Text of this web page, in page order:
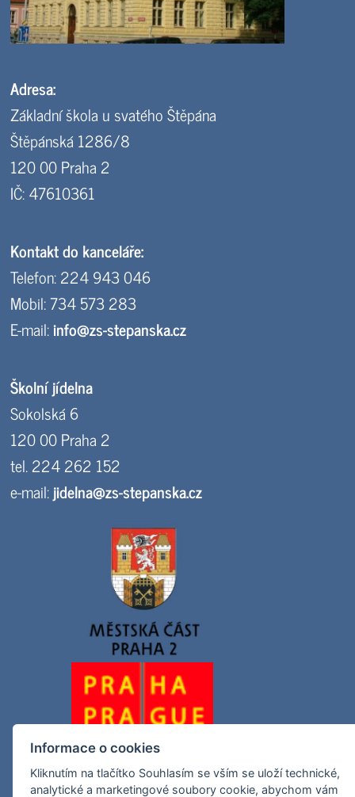
Adresa:
Základní škola u svatého Štěpána
Štěpánská 1286/8
120 00 Praha 2
IČ: 47610361
Kontakt do kanceláře:
Telefon: 224 943 046
Mobil: 734 573 283
E-mail:info@zs-stepanska.cz
Školní jídelna
Sokolská 6
120 00 Praha 2
tel. 224 262 152
e-mail:jidelna@zs-stepanska.cz
Informace o cookies
Kliknutím na tlačítko Souhlasím se vším se uloží technické,
analytické a marketingové soubory cookie, abychom vám